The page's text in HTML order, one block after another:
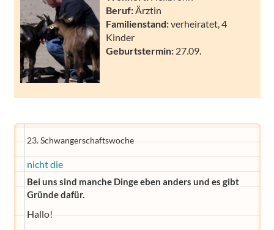
Beruf: Ärztin
Familienstand:verheiratet, 4
Kinder
Geburtstermin: 27.09.
23. Schwangerschaftswoche
nicht die
Bei uns sind manche Dinge eben anders und es gibt
Gründe dafür.
Hallo!